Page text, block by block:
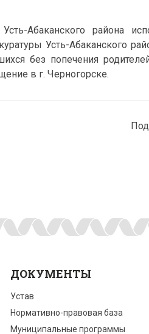
Абаканского района
Усть-Абаканского
без попечения
в г. Черногорске.
ДОКУМЕНТЫ
Устав
Нормативно-правовая база
Муниципальные программы